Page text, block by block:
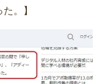
。】